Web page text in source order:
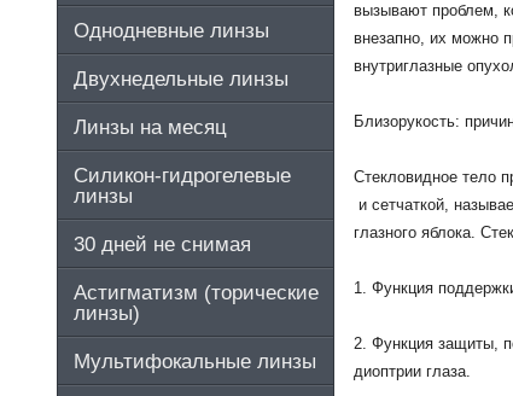
вызывают проблем,
внезапно, их можно
внутриглазные
Близорукость:
Стекловидное тело
и сетчаткой,
глазного яблока.
1. Функция
2. Функция защиты,
диоптрии глаза.
Однодневные линзы
Двухнедельные линзы
Линзы на месяц
Силикон-гидрогелевые
линзы
30 дней не снимая
Астигматизм (торические
линзы)
Мультифокальные линзы